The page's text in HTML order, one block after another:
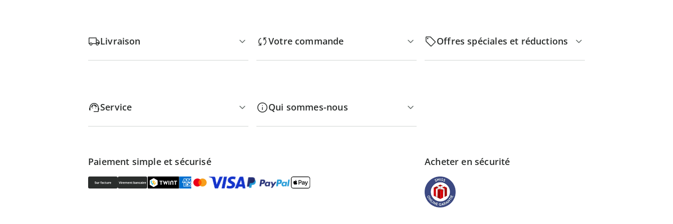
Livraison Votre commande Offres spéciales et réductions
Service Qui sommes-nous
Paiement simple et sécurisé Acheter en sécurité